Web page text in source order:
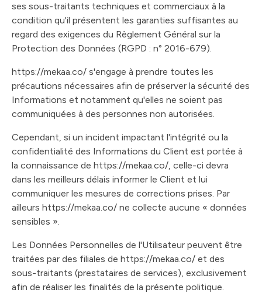
ses sous-traitants techniques et commerciaux à la
condition qu'il présentent les garanties suffisantes au
regard des exigences du Règlement Général sur la
Protection des Données (RGPD : n° 2016-679).
https://mekaa.co/ s'engage à prendre toutes les
précautions nécessaires afin de préserver la sécurité des
Informations et notamment qu'elles ne soient pas
communiquées à des personnes non autorisées.
Cependant, si un incident impactant l'intégrité ou la
confidentialité des Informations du Client est portée à
la connaissance de https://mekaa.co/, celle-ci devra
dans les meilleurs délais informer le Client et lui
communiquer les mesures de corrections prises. Par
ailleurs https://mekaa.co/ ne collecte aucune « données
sensibles ».
Les Données Personnelles de l'Utilisateur peuvent être
traitées par des filiales de https://mekaa.co/ et des
sous-traitants (prestataires de services), exclusivement
afin de réaliser les finalités de la présente politique.